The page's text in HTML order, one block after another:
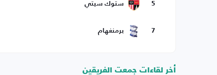
5 ستوك سيتي
7 برمنغهام
أخر لقاءات جمعت الفريقين